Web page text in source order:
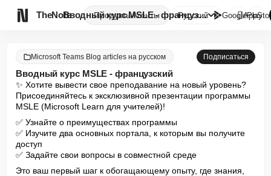
TheNote ПродуктыАгенты Вводный курс MSLE - французски...
Русский GooglePlay

Microsoft Teams Blog articles на русском Подписаться
Вводный курс MSLE - французский
✨ Хотите вывести свое преподавание на новый уровень?
Присоединяйтесь к эксклюзивной презентации программы
MSLE (Microsoft Learn для учителей)!
✅ Узнайте о преимуществах программы
✅ Изучите два основных портала, к которым вы получите
доступ
✅ Задайте свои вопросы в совместной среде
Это ваш первый шаг к обогащающему опыту, где знания,